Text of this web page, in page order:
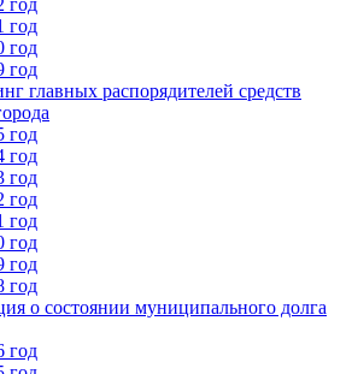
год
год
год
главных распорядителей средств
год
год
год
год
год
год
год
год
о состоянии муниципального долга
год